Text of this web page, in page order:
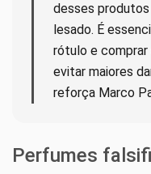
desses
lesado. É
rótulo e comprar
evitar maiores
reforça Marco
Perfumes